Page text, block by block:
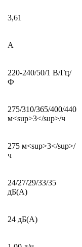
3,61
A
220-240/50/1 В/Гц/
Ф
275/310/365/400/440
м<sup>3</sup>/ч
275 м<sup>3</sup>/
ч
24/27/29/33/35
дБ(А)
24 дБ(А)